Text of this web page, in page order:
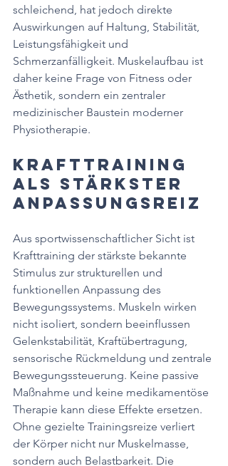
schleichend, hat jedoch direkte
Auswirkungen auf Haltung, Stabilität,
Leistungsfähigkeit und
Schmerzanfälligkeit. Muskelaufbau ist
daher keine Frage von Fitness oder
Ästhetik, sondern ein zentraler
medizinischer Baustein moderner
Physiotherapie.
Krafttraining
als stärkster
Anpassungsreiz
Aus sportwissenschaftlicher Sicht ist
Krafttraining der stärkste bekannte
Stimulus zur strukturellen und
funktionellen Anpassung des
Bewegungssystems. Muskeln wirken
nicht isoliert, sondern beeinflussen
Gelenkstabilität, Kraftübertragung,
sensorische Rückmeldung und zentrale
Bewegungssteuerung. Keine passive
Maßnahme und keine medikamentöse
Therapie kann diese Effekte ersetzen.
Ohne gezielte Trainingsreize verliert
der Körper nicht nur Muskelmasse,
sondern auch Belastbarkeit. Die